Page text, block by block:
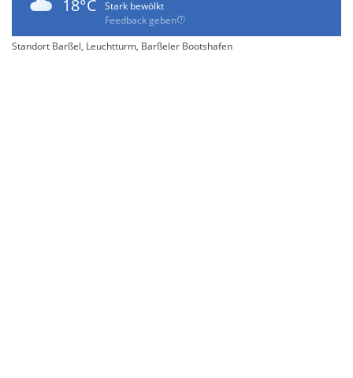
18°C
Stark bewölkt
Feedback geben
Standort Barßel, Leuchtturm, Barßeler Bootshafen